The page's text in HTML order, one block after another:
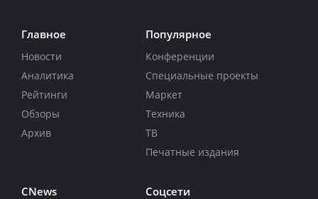
Главное
Новости
Аналитика
Рейтинги
Обзоры
Архив
Популярное
Конференции
Специальные проекты
Маркет
Техника
ТВ
Печатные издания
CNews Соцсети